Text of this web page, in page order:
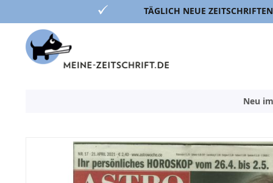
TÄGLICH NEUE ZEITSCHRIFTEN
Inhalt
Neu